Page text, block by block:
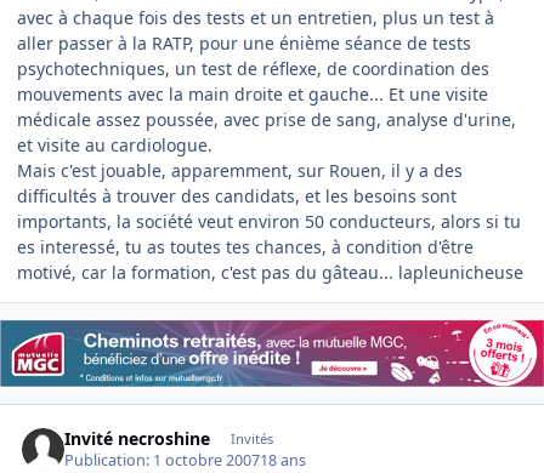
avec à chaque fois des tests et un entretien, plus un test à
aller passer à la RATP, pour une énième séance de tests
psychotechniques, un test de réflexe, de coordination des
mouvements avec la main droite et gauche... Et une visite
médicale assez poussée, avec prise de sang, analyse d'urine,
et visite au cardiologue.
Mais c'est jouable, apparemment, sur Rouen, il y a des
difficultés à trouver des candidats, et les besoins sont
importants, la société veut environ 50 conducteurs, alors si tu
es interessé, tu as toutes tes chances, à condition d'être
motivé, car la formation, c'est pas du gâteau... lapleunicheuse
Invité necroshine Invités
Publication: 1 octobre 200718 ans